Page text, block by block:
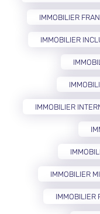
IMMOBILIER
IMMOBILIER
IMMOBILIER
IMMOBILIER
IMMOBILIER